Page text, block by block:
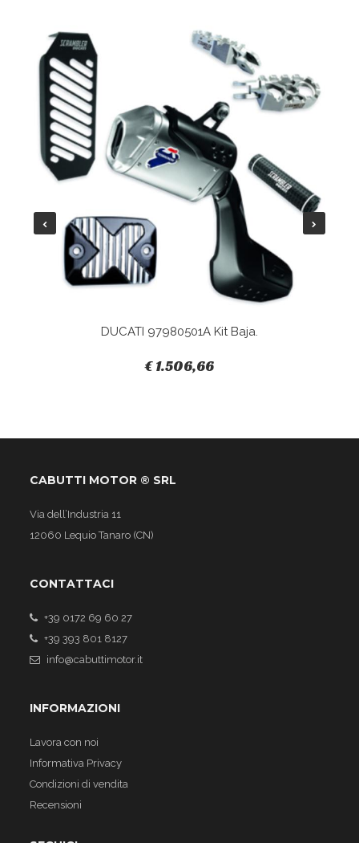
DUCATI 97980501A Kit Baja.
€ 1.506,66
CABUTTI MOTOR ® SRL
Via dell’Industria 11
12060 Lequio Tanaro (CN)
CONTATTACI
+39 0172 69 60 27
+39 393 801 8127
info@cabuttimotor.it
INFORMAZIONI
Lavora con noi
Informativa Privacy
Condizioni di vendita
Recensioni